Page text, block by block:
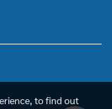
to find out